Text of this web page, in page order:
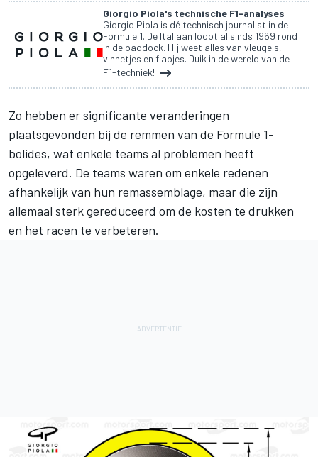
Giorgio Piola's technische F1-analyses
Giorgio Piola is dé technisch journalist in de
Formule 1. De Italiaan loopt al sinds 1969 rond
in de paddock. Hij weet alles van vleugels,
vinnetjes en flapjes. Duik in de wereld van de
F1-techniek!
Zo hebben er significante veranderingen
plaatsgevonden bij de remmen van de Formule 1-
bolides, wat enkele teams al problemen heeft
opgeleverd. De teams waren om enkele redenen
afhankelijk van hun remassemblage, maar die zijn
allemaal sterk gereduceerd om de kosten te drukken
en het racen te verbeteren.